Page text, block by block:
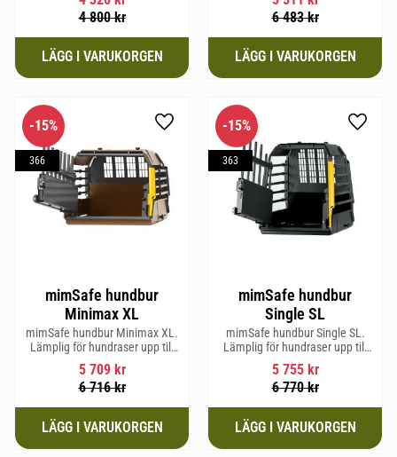
mm och Vikt 20,1 kg.
4 800kr
6 483kr
mimSafe hundbur
Minimax XL
mimSafe hundbur Minimax XL.
Lämplig för hundraser upp till
38 cm i mankhöjd.
5 709kr
6 716kr
15%
366
Lägg till i favoriter
mimSafe hundbur
Single SL
mimSafe hundbur Single SL.
Lämplig för hundraser upp till
58 cm i mankhöjd.
5 755kr
6 770kr
15%
363
Lägg